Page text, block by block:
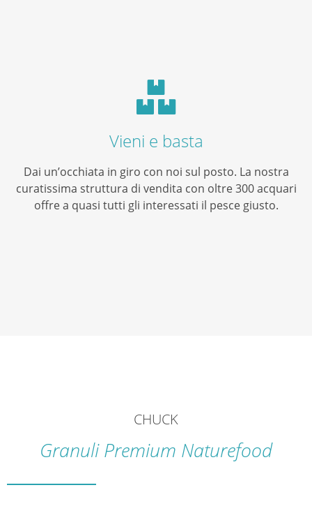
Vieni e basta
Dai un’occhiata in giro con noi sul posto. La nostra
curatissima struttura di vendita con oltre 300 acquari
offre a quasi tutti gli interessati il pesce giusto.
CHUCK
Granuli Premium Naturefood